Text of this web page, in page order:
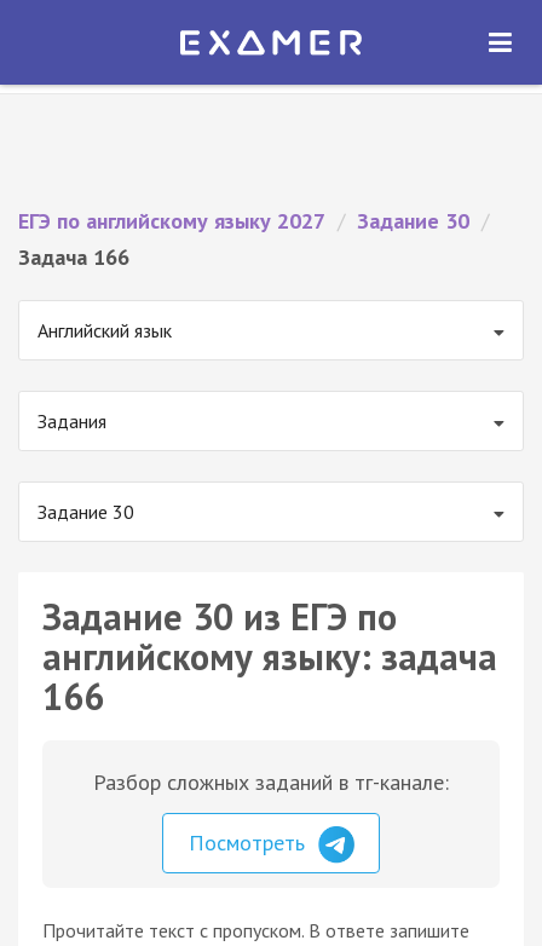
Экзамер — ЕГЭ 2027
ОТКРЫТЬ
ЕГЭ по английскому языку 2027 / Задание 30 /
Задача 166
Английский язык
Задания
Задание 30
Задание 30 из ЕГЭ по
английскому языку: задача
166
Разбор сложных заданий в тг-канале:
Посмотреть
Прочитайте текст с пропуском. В ответе запишите